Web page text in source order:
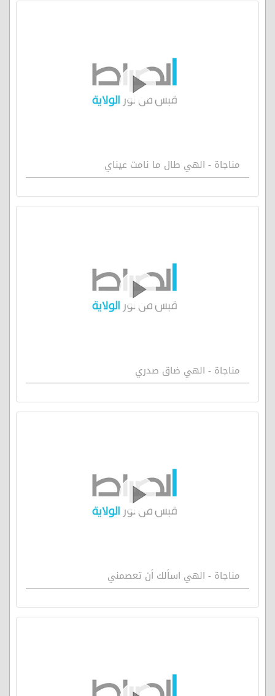
مناجاة - الهي طال ما نامت عيناي
مناجاة - الهي ضاق صدري
مناجاة - الهي اسألك أن تعصمني